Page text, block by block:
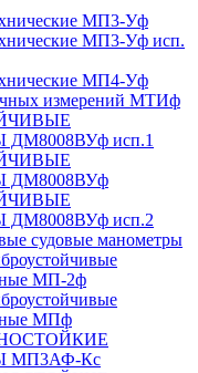
МП3-Уф
МП3-Уф исп.
МП4-Уф
измерений МТИф
исп.1
исп.2
судовые манометры
МП-2ф
МПф
МП3АФ-Кс